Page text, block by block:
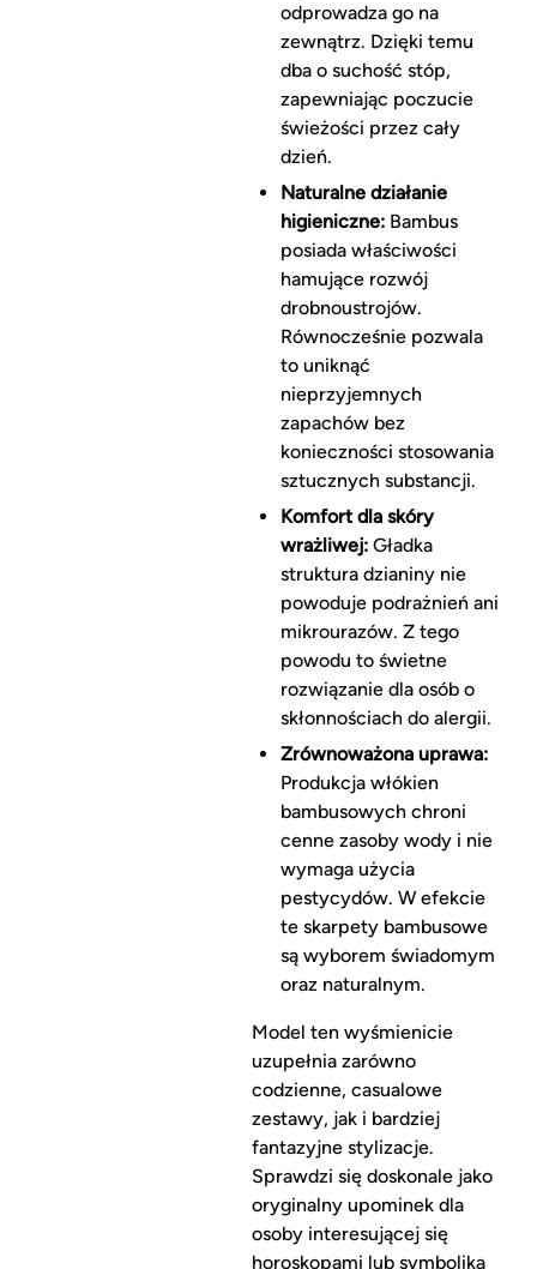
odprowadza go na
zewnątrz. Dzięki temu
dba o suchość stóp,
zapewniając poczucie
świeżości przez cały
dzień.
Naturalne działanie
higieniczne:Bambus
posiada właściwości
hamujące rozwój
drobnoustrojów.
Równocześnie pozwala
to uniknąć
nieprzyjemnych
zapachów bez
konieczności stosowania
sztucznych substancji.
Komfort dla skóry
wrażliwej:Gładka
struktura dzianiny nie
powoduje podrażnień ani
mikrourazów. Z tego
powodu to świetne
rozwiązanie dla osób o
skłonnościach do alergii.
Zrównoważona uprawa:
Produkcja włókien
bambusowych chroni
cenne zasoby wody i nie
wymaga użycia
pestycydów. W efekcie
te skarpety bambusowe
są wyborem świadomym
oraz naturalnym.
Model ten wyśmienicie
uzupełnia zarówno
codzienne, casualowe
zestawy, jak i bardziej
fantazyjne stylizacje.
Sprawdzi się doskonale jako
oryginalny upominek dla
osoby interesującej się
horoskopami lub symboliką